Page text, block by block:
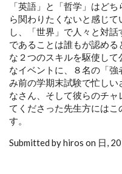
「英語」と「哲学」はど
ら関わりたくないと感じ
し、「世界」で人々と対
であることは誰もが認め
な２つのスキルを駆使し
なイベントに、８名の「
み前の学期末試験で忙し
なさん、そして彼らのチ
てくださった先生方にはこ
す。
Submitted by hiros on 日,